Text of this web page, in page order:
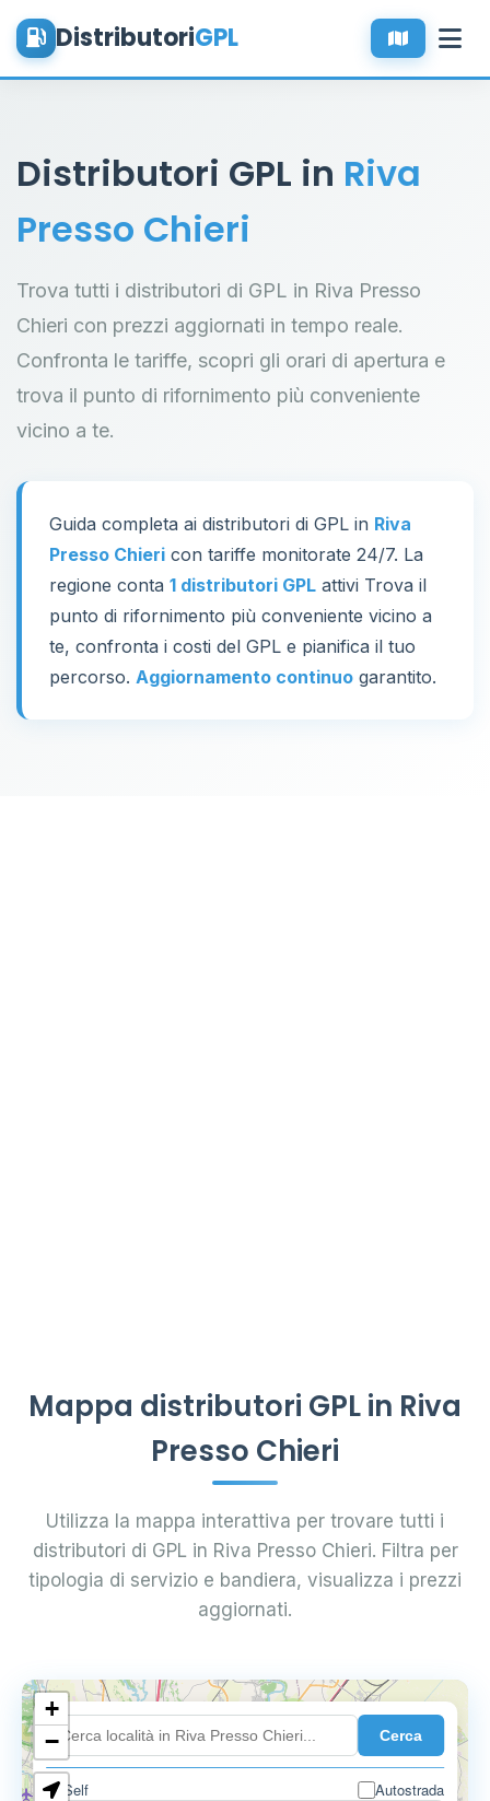
DistributoriGPL
Distributori GPL in Riva
Presso Chieri
Trova tutti i distributori di GPL in Riva Presso
Chieri con prezzi aggiornati in tempo reale.
Confronta le tariffe, scopri gli orari di apertura e
trova il punto di rifornimento più conveniente
vicino a te.
Guida completa ai distributori di GPL in Riva
Presso Chieri con tariffe monitorate 24/7. La
regione conta 1 distributori GPL attivi Trova il
punto di rifornimento più conveniente vicino a
te, confronta i costi del GPL e pianifica il tuo
percorso. Aggiornamento continuo garantito.
Mappa distributori GPL in Riva
Presso Chieri
Utilizza la mappa interattiva per trovare tutti i
distributori di GPL in Riva Presso Chieri. Filtra per
tipologia di servizio e bandiera, visualizza i prezzi
aggiornati.
Cerca
Self
Autostrada
8
+
−